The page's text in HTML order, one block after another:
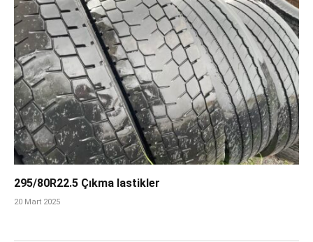
295/80R22.5 Çıkma lastikler
20 Mart 2025